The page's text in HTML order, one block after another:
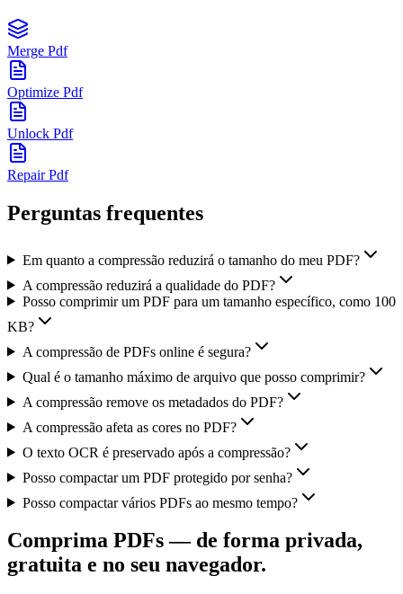
Merge Pdf
Optimize Pdf
Unlock Pdf
Repair Pdf
Perguntas frequentes
Em quanto a compressão reduzirá o tamanho do meu PDF?
A compressão reduzirá a qualidade do PDF?
Posso comprimir um PDF para um tamanho específico, como 100
KB?
A compressão de PDFs online é segura?
Qual é o tamanho máximo de arquivo que posso comprimir?
A compressão remove os metadados do PDF?
A compressão afeta as cores no PDF?
O texto OCR é preservado após a compressão?
Posso compactar um PDF protegido por senha?
Posso compactar vários PDFs ao mesmo tempo?
Comprima PDFs — de forma privada,
gratuita e no seu navegador.